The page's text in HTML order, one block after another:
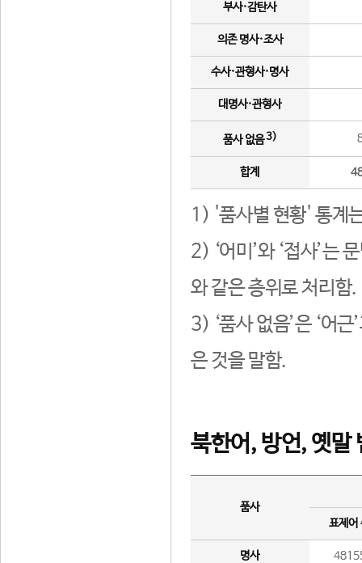
부사·감탄사
의존 명사·조사
수사·관형사·명사
대명사·관형사
품사 없음3)
합계
1) '품사별 현황' 통계
2) ‘어미’와 ‘접사’는
와 같은 층위로 처리함.
3) ‘품사 없음’은 ‘어
은 것을 말함.
북한어, 방언, 옛말
품사
표제어
명사